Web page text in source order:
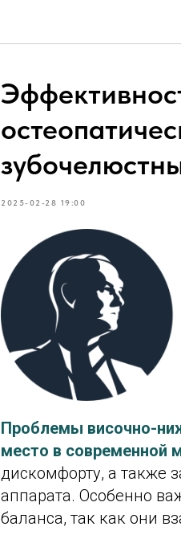
2025-02-28 19:00
Проблемы височно-
место в современной
дискомфорту, а также
аппарата. Особенно
баланса, так как они